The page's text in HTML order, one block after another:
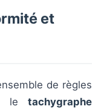
et
de règles
: le tachygraphe